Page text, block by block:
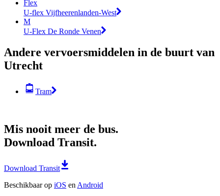
Flex
U-flex Vijfheerenlanden-West
M
U-Flex De Ronde Venen
Andere vervoersmiddelen in de buurt van
Utrecht
Tram
Mis nooit meer de bus.
Download Transit.
Download Transit
Beschikbaar op iOS en Android